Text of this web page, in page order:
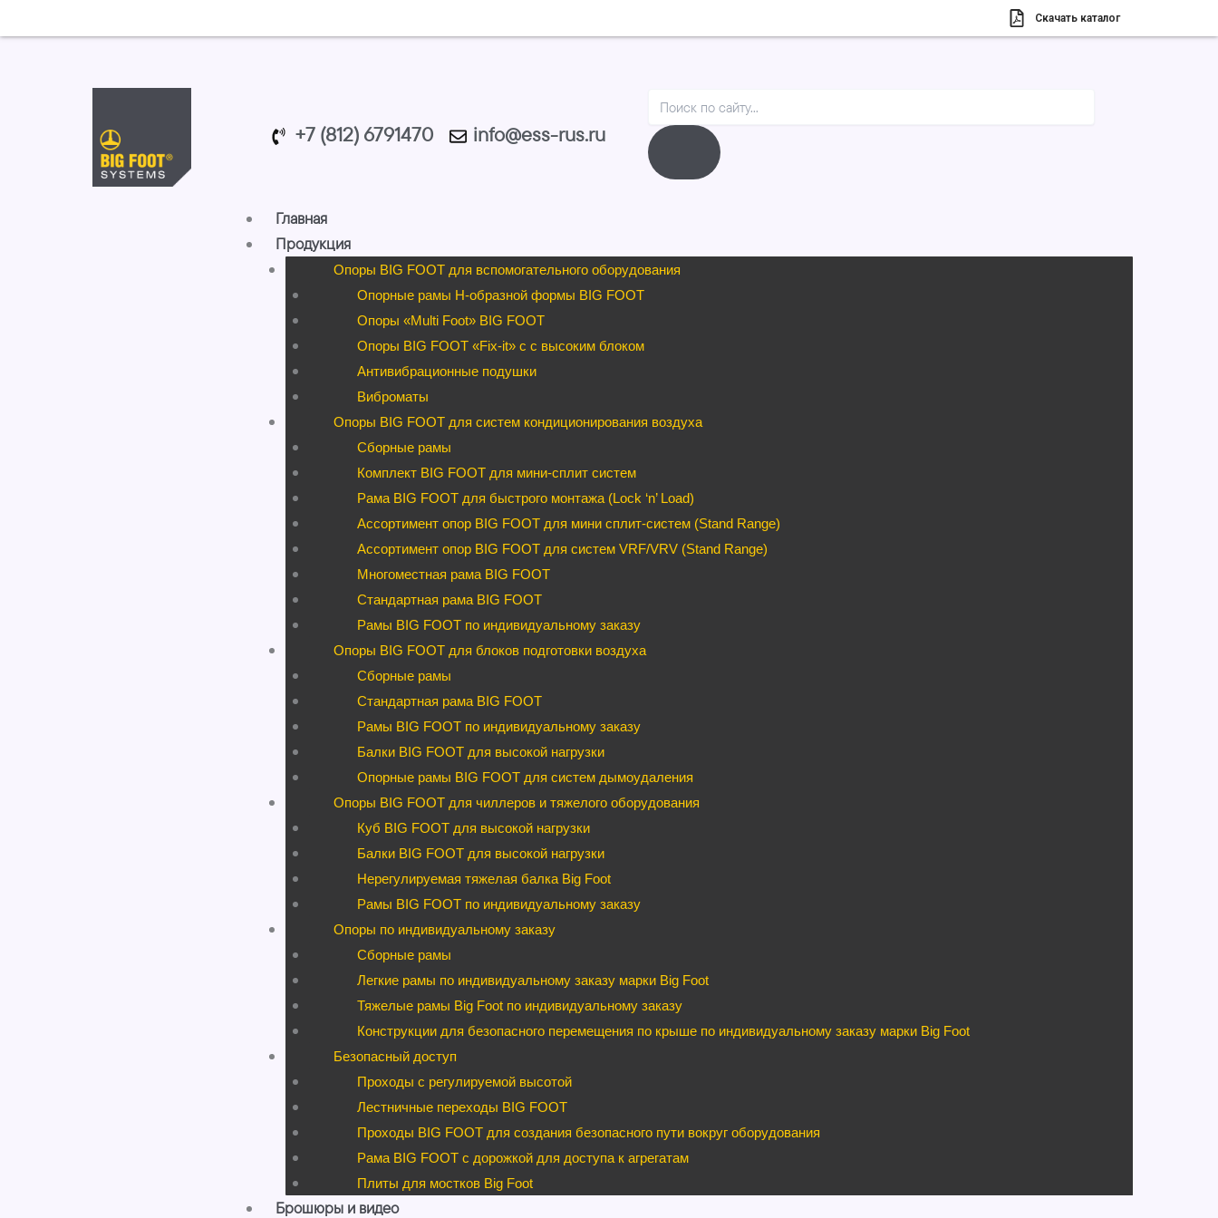
к
Скачать каталог
+7 (812) 6791470 info@ess-rus.ru
Главная
Продукция
Опоры BIG FOOT для вспомогательного оборудования
Опорные рамы H-образной формы BIG FOOT
Опоры «Multi Foot» BIG FOOT
Опоры BIG FOOT «Fix-it» c с высоким блоком
Антивибрационные подушки
Виброматы
Опоры BIG FOOT для систем кондиционирования воздуха
Сборные рамы
Комплект BIG FOOT для мини-сплит систем
Рама BIG FOOT для быстрого монтажа (Lock ‘n’ Load)
Ассортимент опор BIG FOOT для мини сплит-систем (Stand Range)
Ассортимент опор BIG FOOT для систем VRF/VRV (Stand Range)
Многоместная рама BIG FOOT
Стандартная рама BIG FOOT
Рамы BIG FOOT по индивидуальному заказу
Опоры BIG FOOT для блоков подготовки воздуха
Сборные рамы
Стандартная рама BIG FOOT
Рамы BIG FOOT по индивидуальному заказу
Балки BIG FOOT для высокой нагрузки
Опорные рамы BIG FOOT для систем дымоудаления
Опоры BIG FOOT для чиллеров и тяжелого оборудования
Куб BIG FOOT для высокой нагрузки
Балки BIG FOOT для высокой нагрузки
Нерегулируемая тяжелая балка Big Foot
Рамы BIG FOOT по индивидуальному заказу
Опоры по индивидуальному заказу
Сборные рамы
Легкие рамы по индивидуальному заказу марки Big Foot
Тяжелые рамы Big Foot по индивидуальному заказу
Конструкции для безопасного перемещения по крыше по индивидуальному заказу марки Big Foot
Безопасный доступ
Проходы с регулируемой высотой
Лестничные переходы BIG FOOT
Проходы BIG FOOT для создания безопасного пути вокруг оборудования
Рама BIG FOOT с дорожкой для доступа к агрегатам
Плиты для мостков Big Foot
Брошюры и видео